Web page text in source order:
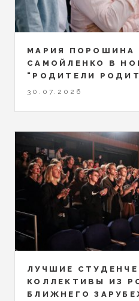
МАРИЯ ПОРОШИНА
САМОЙЛЕНКО В
"РОДИТЕЛИ
30.07.2026
ЛУЧШИЕ
КОЛЛЕКТИВЫ ИЗ
БЛИЖНЕГО